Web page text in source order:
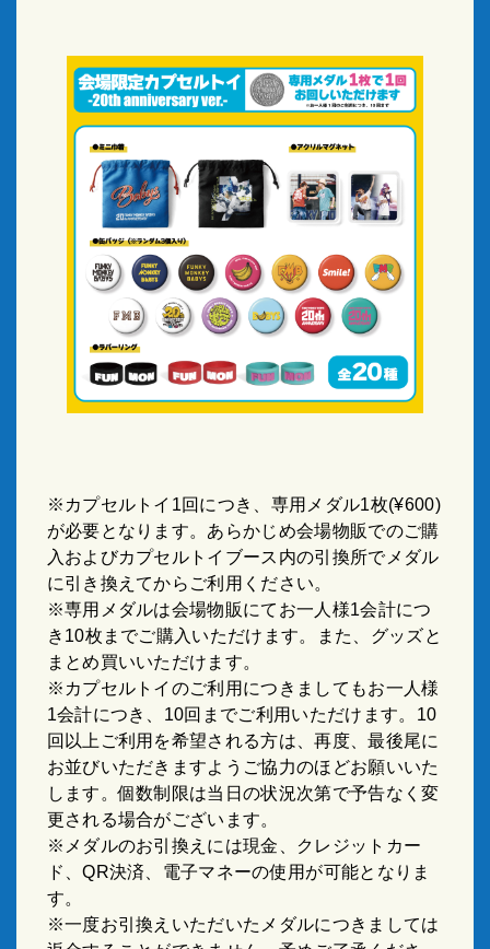
※カプセルトイ1回につき、専用メダル1枚(¥600)
が必要となります。あらかじめ会場物販でのご購
入およびカプセルトイブース内の引換所でメダル
に引き換えてからご利用ください。
※専用メダルは会場物販にてお一人様1会計につ
き10枚までご購入いただけます。また、グッズと
まとめ買いいただけます。
※カプセルトイのご利用につきましてもお一人様
1会計につき、10回までご利用いただけます。10
回以上ご利用を希望される方は、再度、最後尾に
お並びいただきますようご協力のほどお願いいた
します。個数制限は当日の状況次第で予告なく変
更される場合がございます。
※メダルのお引換えには現金、クレジットカー
ド、QR決済、電子マネーの使用が可能となりま
す。
※一度お引換えいただいたメダルにつきましては